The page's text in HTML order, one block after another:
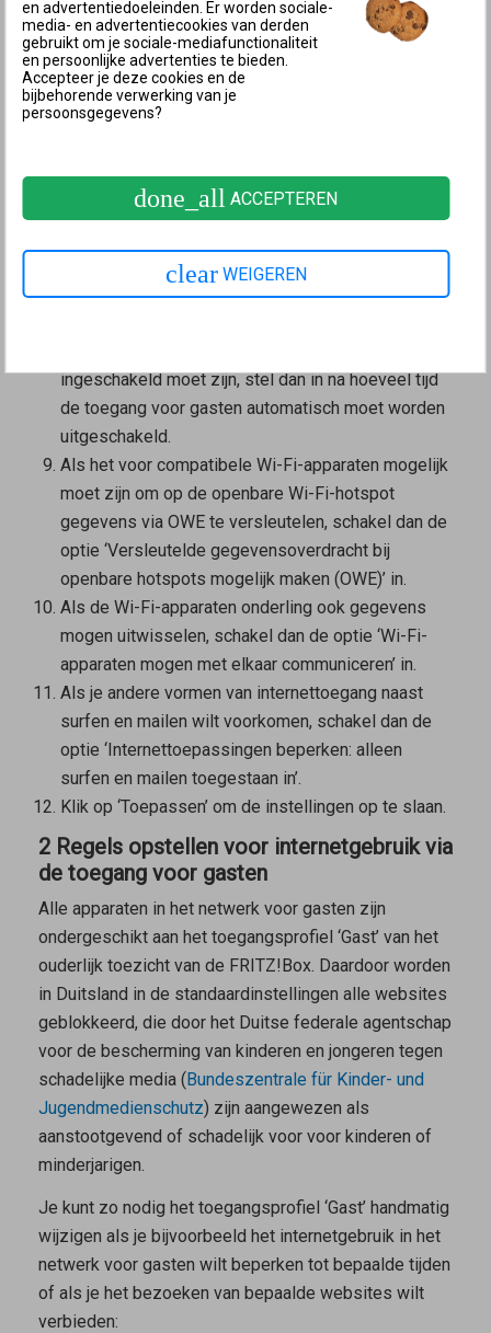
netwerken zoeken.
Klik verder onderaan op ‘meer instellingen’ (‘Andere
instellingen’).
Als je een protocol wilt ontvangen met daarin de
aan- en afmeldingen van de apparaten in het
‘Pushservice inschakelen’ in.
Als je de gebruikers van de toegang voor gasten
optie ‘Captive portal weergeven’
(‘Voorschakelpagina weergeven’) in en stel deze
ingeschakeld moet zijn, stel dan in na hoeveel tijd
de toegang voor gasten automatisch moet worden
uitgeschakeld.
Als het voor compatibele Wi-Fi-apparaten mogelijk
moet zijn om op de openbare Wi-Fi-hotspot
gegevens via OWE te versleutelen, schakel dan de
optie ‘Versleutelde gegevensoverdracht bij
openbare hotspots mogelijk maken (OWE)’ in.
Als de Wi-Fi-apparaten onderling ook gegevens
mogen uitwisselen, schakel dan de optie ‘Wi-Fi-
apparaten mogen met elkaar communiceren’ in.
Als je andere vormen van internettoegang naast
surfen en mailen wilt voorkomen, schakel dan de
optie ‘Internettoepassingen beperken: alleen
surfen en mailen toegestaan in’.
Klik op ‘Toepassen’ om de instellingen op te slaan.
2 Regels opstellen voor internetgebruik via
de toegang voor gasten
Alle apparaten in het netwerk voor gasten zijn
ondergeschikt aan het toegangsprofiel ‘Gast’ van het
ouderlijk toezicht van de FRITZ!Box. Daardoor worden
in Duitsland in de standaardinstellingen alle websites
geblokkeerd, die door het Duitse federale agentschap
voor de bescherming van kinderen en jongeren tegen
schadelijke media (Bundeszentrale für Kinder- und
Jugendmedienschutz) zijn aangewezen als
aanstootgevend of schadelijk voor voor kinderen of
minderjarigen.
Je kunt zo nodig het toegangsprofiel ‘Gast’ handmatig
wijzigen als je bijvoorbeeld het internetgebruik in het
netwerk voor gasten wilt beperken tot bepaalde tijden
of als je het bezoeken van bepaalde websites wilt
verbieden:
en advertentiedoeleinden. Er worden sociale-
media- en advertentiecookies van derden
gebruikt om je sociale-mediafunctionaliteit
en persoonlijke advertenties te bieden.
Accepteer je deze cookies en de
bijbehorende verwerking van je
persoonsgegevens?
done_all ACCEPTEREN
clear WEIGEREN